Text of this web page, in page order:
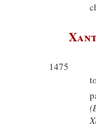
1475